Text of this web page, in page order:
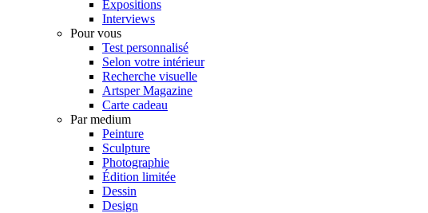
Expositions
Interviews
Pour vous
Test personnalisé
Selon votre intérieur
Recherche visuelle
Artsper Magazine
Carte cadeau
Par medium
Peinture
Sculpture
Photographie
Édition limitée
Dessin
Design